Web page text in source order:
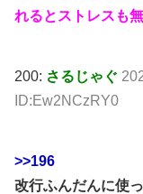
れるとストレスも
200: さるじゃぐ
ID:Ew2NCzRY0
>>196
改行ふんだんに使